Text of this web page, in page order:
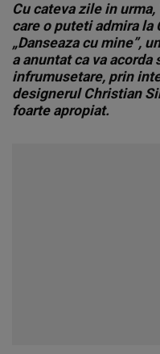
Cu cateva zile in
care o puteti admira la
„Danseaza cu mine”,
a anuntat ca va
infrumusetare, prin
designerul Christian
foarte apropiat.